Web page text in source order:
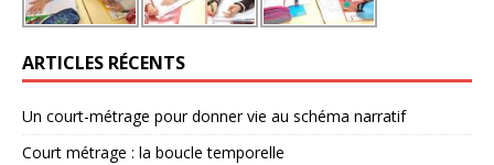
ARTICLES RÉCENTS
Un court-métrage pour donner vie au schéma narratif
Court métrage : la boucle temporelle